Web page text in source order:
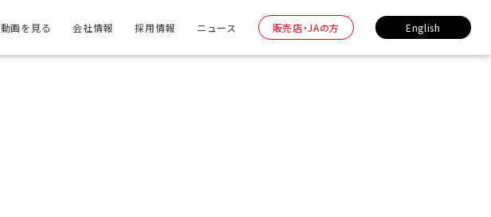
動画を見る 会社情報 採用情報 ニュース 販売店・JAの方 English